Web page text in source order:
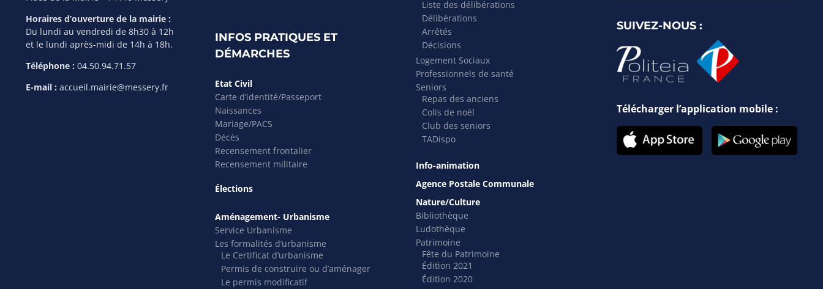
Horaires d’ouverture de la mairie :
Du lundi au vendredi de 8h30 à 12h
et le lundi après-midi de 14h à 18h.
Téléphone : 04.50.94.71.57
E-mail : accueil.mairie@messery.fr
INFOS PRATIQUES ET
DÉMARCHES
Etat Civil
Carte d’identité/Passeport
Naissances
Mariage/PACS
Décès
Recensement frontalier
Recensement militaire
Élections
Aménagement- Urbanisme
Service Urbanisme
Les formalités d’urbanisme
Le Certificat d’urbanisme
Permis de construire ou d’aménager
Le permis modificatif
Liste des délibérations
Délibérations
Arrêtés
Décisions
Logement Sociaux
Professionnels de santé
Seniors
Repas des anciens
Colis de noël
Club des seniors
TADispo
Info-animation
Agence Postale Communale
Nature/Culture
Bibliothèque
Ludothèque
Patrimoine
Fête du Patrimoine
Édition 2021
Édition 2020
SUIVEZ-NOUS :
Télécharger l’application mobile :